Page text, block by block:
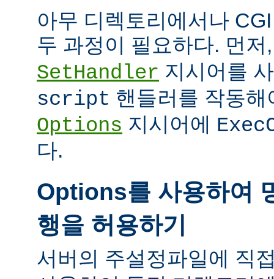
아무 디렉토리에서나
두 과정이 필요하다. 먼
SetHandler 지시어를
script 핸들러를 작동
Options 지시어에
다.
Options를 사용하여
행을 허용하기
서버의 주설정파일에 직